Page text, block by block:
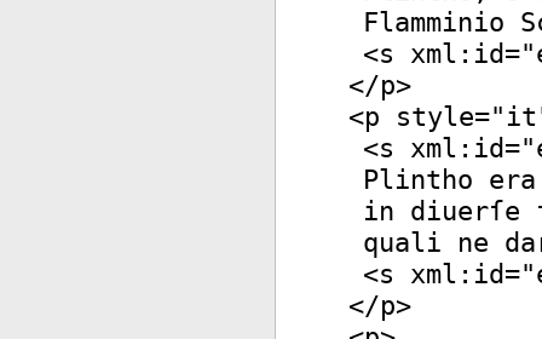
Flamminio
<s xml:id="
</p>
<p style="it
<s xml:id="
Plintho
in diuerſe
quali ne
<s xml:id="
</p>